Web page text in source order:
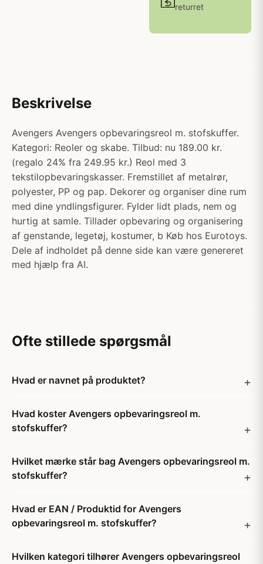
returret
Beskrivelse
Avengers Avengers opbevaringsreol m. stofskuffer.
Kategori: Reoler og skabe. Tilbud: nu 189.00 kr.
(regalo 24% fra 249.95 kr.) Reol med 3
tekstilopbevaringskasser. Fremstillet af metalrør,
polyester, PP og pap. Dekorer og organiser dine rum
med dine yndlingsfigurer. Fylder lidt plads, nem og
hurtig at samle. Tillader opbevaring og organisering
af genstande, legetøj, kostumer, b Køb hos Eurotoys.
Dele af indholdet på denne side kan være genereret
med hjælp fra AI.
Ofte stillede spørgsmål
Hvad er navnet på produktet?
Hvad koster Avengers opbevaringsreol m.
stofskuffer?
Hvilket mærke står bag Avengers opbevaringsreol m.
stofskuffer?
Hvad er EAN / Produktid for Avengers
opbevaringsreol m. stofskuffer?
Hvilken kategori tilhører Avengers opbevaringsreol